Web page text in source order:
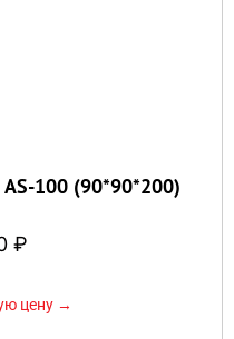
AS-100 (90*90*200)
₽
цену →